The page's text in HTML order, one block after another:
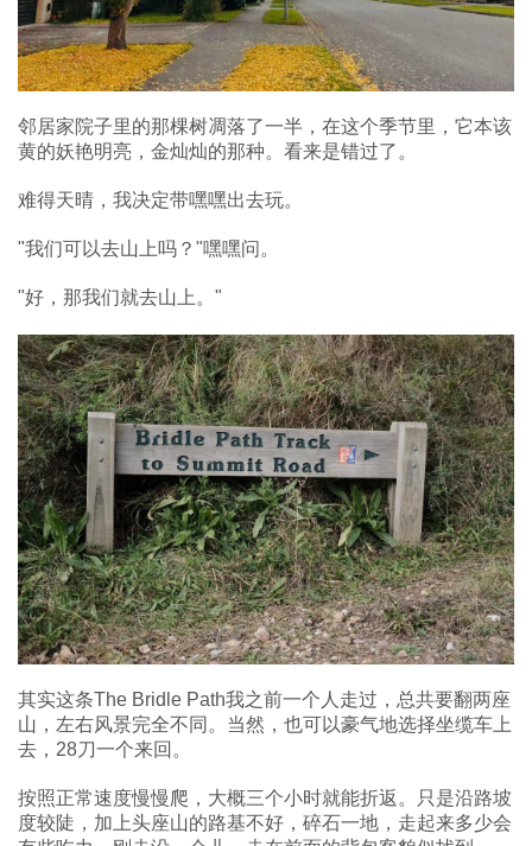
邻居家院子里的那棵树凋落了一半，在这个季节里，它本该
黄的妖艳明亮，金灿灿的那种。看来是错过了。
难得天晴，我决定带嘿嘿出去玩。
"我们可以去山上吗？"嘿嘿问。
"好，那我们就去山上。"
其实这条The Bridle Path我之前一个人走过，总共要翻两座
山，左右风景完全不同。当然，也可以豪气地选择坐缆车上
去，28刀一个来回。
按照正常速度慢慢爬，大概三个小时就能折返。只是沿路坡
度较陡，加上头座山的路基不好，碎石一地，走起来多少会